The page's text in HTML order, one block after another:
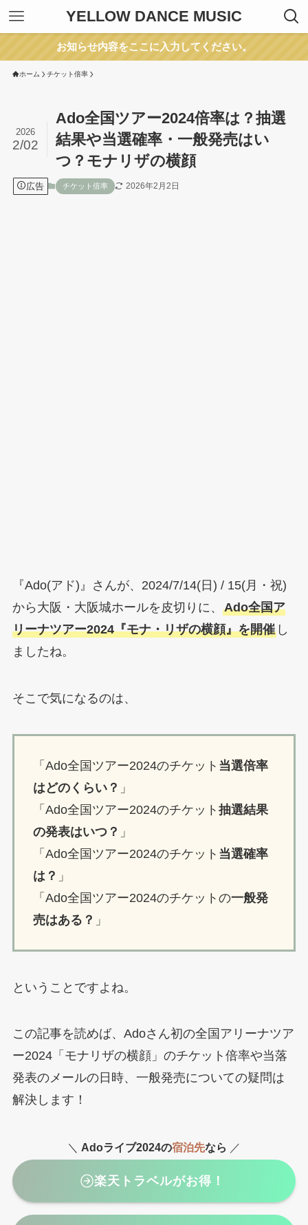
YELLOW DANCE MUSIC
お知らせ内容をここに入力してください。
ホーム チケット倍率
Ado全国ツアー2024倍率は？抽選
結果や当選確率・一般発売はい
つ？モナリザの横顔
2026
2/02
広告 チケット倍率 2026年2月2日
『Ado(アド)』さんが、2024/7/14(日) / 15(月・祝)
から大阪・大阪城ホールを皮切りに、 Ado全国ア
リーナツアー2024『モナ・リザの横顔』を開催し
ましたね。
そこで気になるのは、
「Ado全国ツアー2024のチケット 当選倍率
はどのくらい？ 」
「Ado全国ツアー2024のチケット 抽選結果
の発表はいつ？ 」
「Ado全国ツアー2024のチケット 当選確率
は？ 」
「Ado全国ツアー2024のチケットの一般発
売はある？ 」
ということですよね。
この記事を読めば、Adoさん初の全国アリーナツア
ー2024「モナリザの横顔」のチケット倍率や当落
発表のメールの日時、一般発売についての疑問は
解決します！
＼ Adoライブ2024の宿泊先なら ／
楽天トラベルがお得！